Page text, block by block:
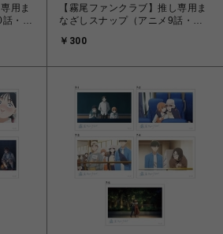
用ま
・全
【霧尾ファンクラブ】推し専用ま
なざしスナップ（アニメ9話・全5
￥300